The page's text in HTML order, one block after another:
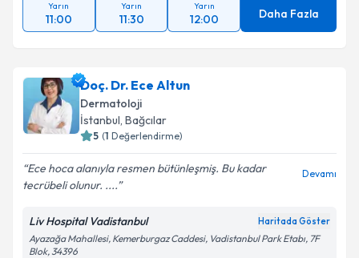
Yarın
11:00
Yarın
11:30
Yarın
12:00 Daha Fazla
Doç. Dr. Ece Altun
Dermatoloji
İstanbul, Bağcılar
5 (1 Değerlendirme)
Ece hoca alanıyla resmen bütünleşmiş. Bu kadar
tecrübeli olunur. ....
Devamı
Liv Hospital Vadistanbul Haritada Göster
Ayazağa Mahallesi, Kemerburgaz Caddesi, Vadistanbul Park Etabı, 7F
Blok, 34396